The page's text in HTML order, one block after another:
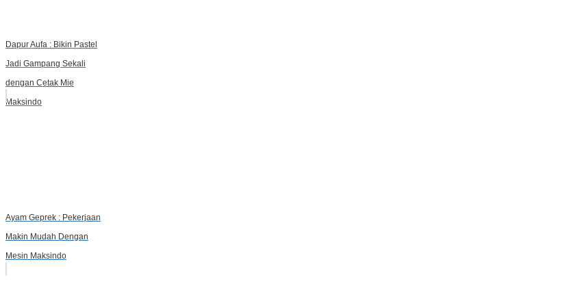
Dapur Aufa : Bikin Pastel
Jadi Gampang Sekali
dengan Cetak Mie
Maksindo
Ayam Geprek : Pekerjaan
Makin Mudah Dengan
Mesin Maksindo